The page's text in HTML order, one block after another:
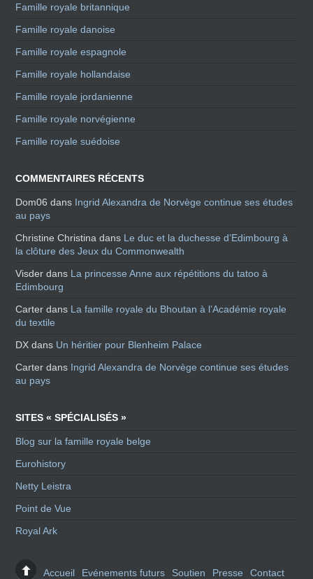
Famille royale britannique
Famille royale danoise
Famille royale espagnole
Famille royale hollandaise
Famille royale jordanienne
Famille royale norvégienne
Famille royale suédoise
COMMENTAIRES RÉCENTS
Dom06 dans Ingrid Alexandra de Norvège continue ses études
au pays
Christine Christina dans Le duc et la duchesse d’Edimbourg à
la clôture des Jeux du Commonwealth
Visder dans La princesse Anne aux répétitions du tatoo à
Edimbourg
Carter dans La famille royale du Bhoutan à l’Académie royale
du textile
DX dans Un héritier pour Blenheim Palace
Carter dans Ingrid Alexandra de Norvège continue ses études
au pays
SITES « SPÉCIALISÉS »
Blog sur la famille royale belge
Eurohistory
Netty Leistra
Point de Vue
Royal Ark
Accueil Evénements futurs Soutien Presse Contact